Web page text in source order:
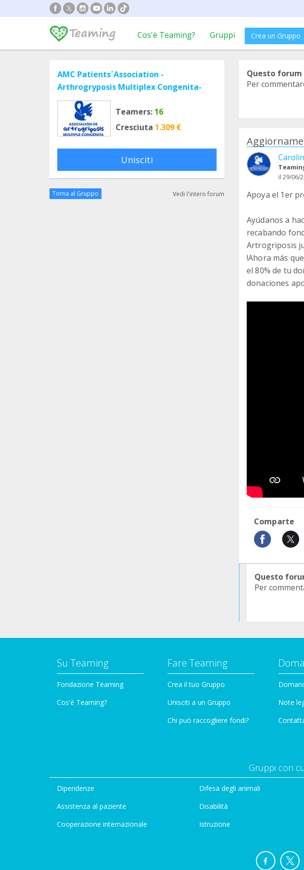
Cos'è Teaming? Gruppi Crea un Gruppo
AMC Patients´Association -
Arthrogryposis Multiplex Congenita-
Teamers: 16
Cresciuta 1.309 €
Unisciti
Torna al Gruppo Vedi l'intero forum
Questo
Per
il 29/06/
Apoya el 1er
Ayúdanos a
recabando
Artrogriposis
!Ahora más
el 80% de tu
donaciones
Comparte
Questo
Per
Su Teaming
Fondazione Teaming
Cos'è Teaming?
Fare Teaming
Crea il tuo Gruppo
Unisciti a un Gruppo
Chi può raccogliere fondi?
Note
Gruppi con
Dipendenze
Assistenza al paziente
Cooperazione internazionale
Difesa degli animali
Disabilità
Istruzione